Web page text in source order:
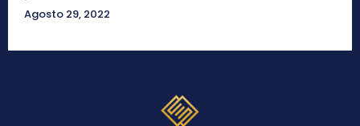
Agosto 29, 2022